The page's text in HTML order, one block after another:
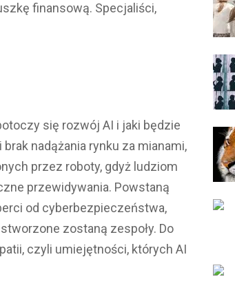
finansową. Specjaliści,
się rozwój AI i jaki będzie
nadążania rynku za mianami,
przez roboty, gdyż ludziom
przewidywania. Powstaną
od cyberbezpieczeństwa,
zostaną zespoły. Do
czyli umiejętności, których AI